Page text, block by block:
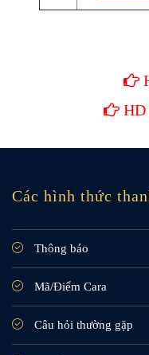
HD
Các hình thức
Thông báo
Mã/Điểm Cara
Câu hỏi thường gặp